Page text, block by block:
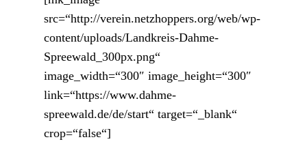
src=“http://verein.netzhoppers.org/web/wp-
content/uploads/Landkreis-Dahme-
Spreewald_300px.png“
image_width=“300″ image_height=“300″
link=“https://www.dahme-
spreewald.de/de/start“ target=“_blank“
crop=“false“]